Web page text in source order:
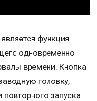
функция
одновременно
времени. Кнопка
головку,
повторного запуска